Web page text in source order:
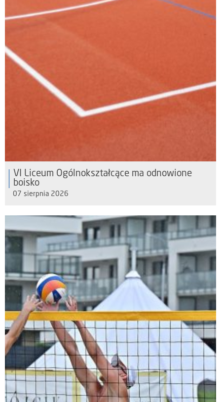
VI Liceum Ogólnokształcące ma odnowione
boisko
07 sierpnia 2026